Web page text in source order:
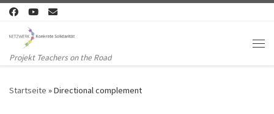
Zum Inhalt springen
Projekt Teachers on the Road
Startseite »Directional complement